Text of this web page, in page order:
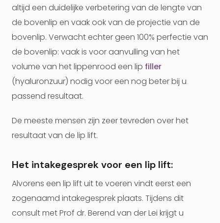
altijd een duidelijke verbetering van de lengte van
de bovenlip en vaak ook van de projectie van de
bovenlip. Verwacht echter geen 100% perfectie van
de bovenlip: vaak is voor aanvulling van het
volume van het lippenrood een lip filler
(hyaluronzuur) nodig voor een nog beter bij u
passend resultaat.
De meeste mensen zijn zeer tevreden over het
resultaat van de lip lift.
Het intakegesprek voor een lip lift:
Alvorens een lip lift uit te voeren vindt eerst een
zogenaamd intakegesprek plaats. Tijdens dit
consult met Prof dr. Berend van der Lei krijgt u